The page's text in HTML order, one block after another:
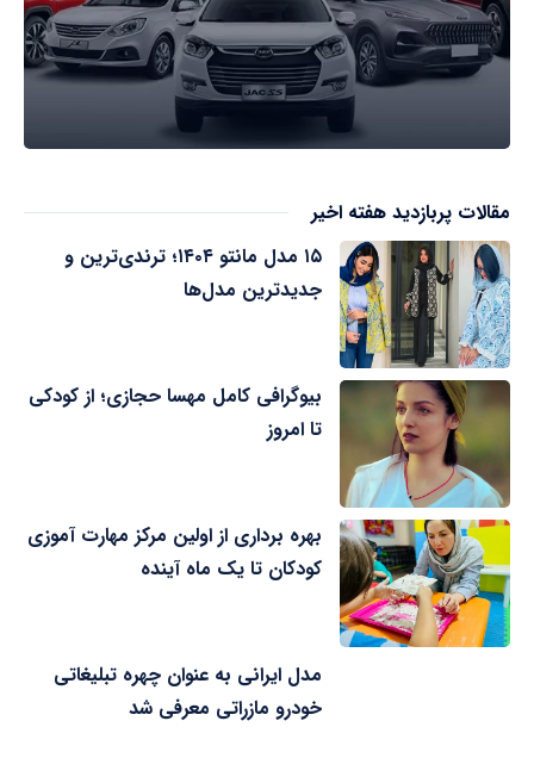
مقالات پربازدید هفته اخیر
۱۵ مدل مانتو ۱۴۰۴؛ ترندی‌ترین و
جدیدترین مدل‌ها
بیوگرافی کامل مهسا حجازی؛ از کودکی
تا امروز
بهره برداری از اولین مرکز مهارت آموزی
کودکان تا یک ماه آینده
مدل ایرانی به عنوان چهره تبلیغاتی
خودرو مازراتی معرفی شد